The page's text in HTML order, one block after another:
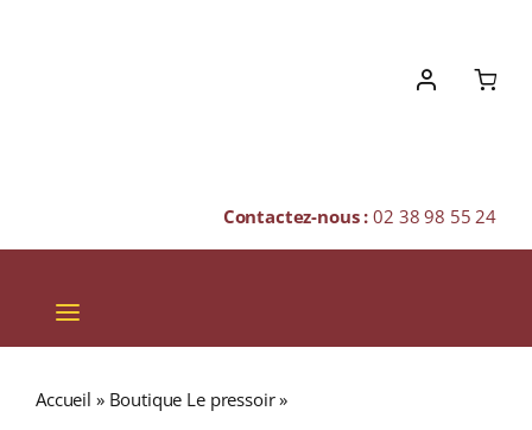
Contactez-nous :02 38 98 55 24
Toggle
Navigation
Accueil » Boutique Le pressoir»